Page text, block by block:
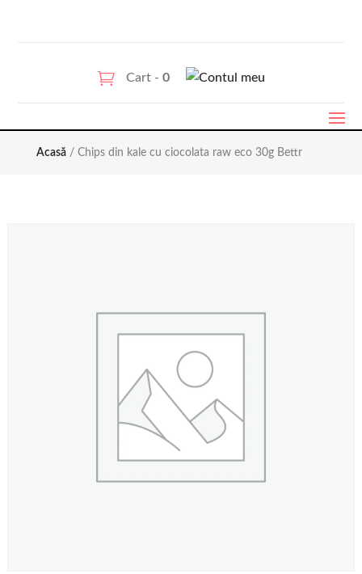
Cart - 0
Acasă/ Chips din kale cu ciocolata raw eco 30g Bettr